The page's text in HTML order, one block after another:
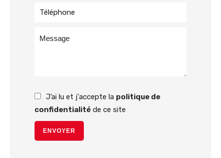
J’ai lu et j'accepte la politique de
confidentialité de ce site
ENVOYER